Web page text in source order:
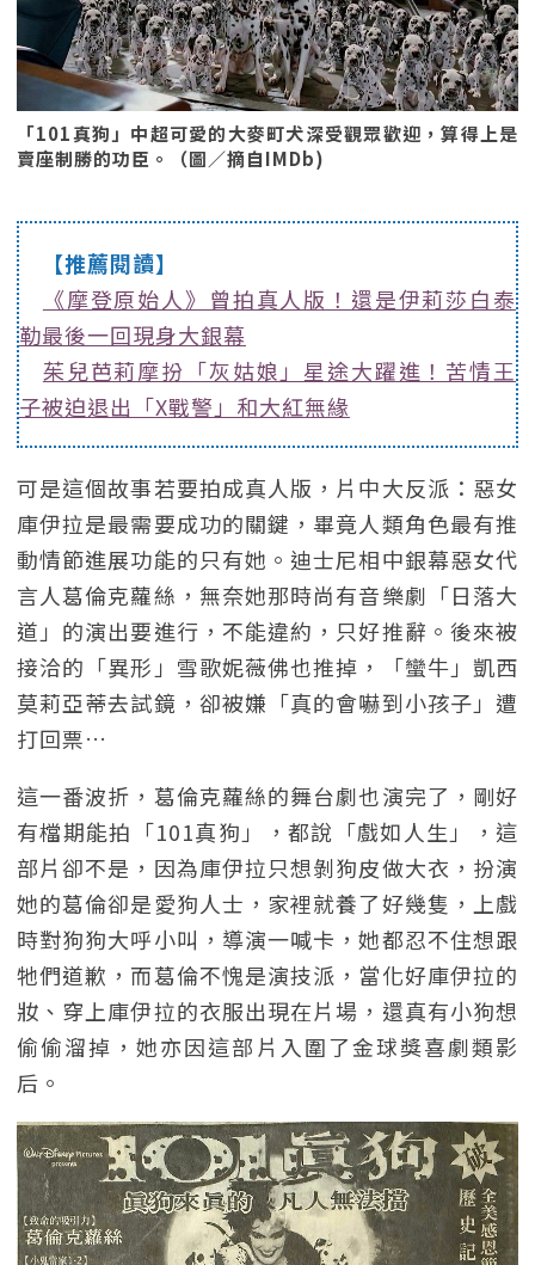
「101真狗」中超可愛的大麥町犬深受觀眾歡迎，算得上是
賣座制勝的功臣。（圖／摘自IMDb)
【推薦閱讀】
《摩登原始人》曾拍真人版！還是伊莉莎白泰
勒最後一回現身大銀幕
茱兒芭莉摩扮「灰姑娘」星途大躍進！苦情王
子被迫退出「X戰警」和大紅無緣
可是這個故事若要拍成真人版，片中大反派：惡女
庫伊拉是最需要成功的關鍵，畢竟人類角色最有推
動情節進展功能的只有她。迪士尼相中銀幕惡女代
言人葛倫克蘿絲，無奈她那時尚有音樂劇「日落大
道」的演出要進行，不能違約，只好推辭。後來被
接洽的「異形」雪歌妮薇佛也推掉，「蠻牛」凱西
莫莉亞蒂去試鏡，卻被嫌「真的會嚇到小孩子」遭
打回票…
這一番波折，葛倫克蘿絲的舞台劇也演完了，剛好
有檔期能拍「101真狗」，都說「戲如人生」，這
部片卻不是，因為庫伊拉只想剝狗皮做大衣，扮演
她的葛倫卻是愛狗人士，家裡就養了好幾隻，上戲
時對狗狗大呼小叫，導演一喊卡，她都忍不住想跟
牠們道歉，而葛倫不愧是演技派，當化好庫伊拉的
妝、穿上庫伊拉的衣服出現在片場，還真有小狗想
偷偷溜掉，她亦因這部片入圍了金球獎喜劇類影
后。